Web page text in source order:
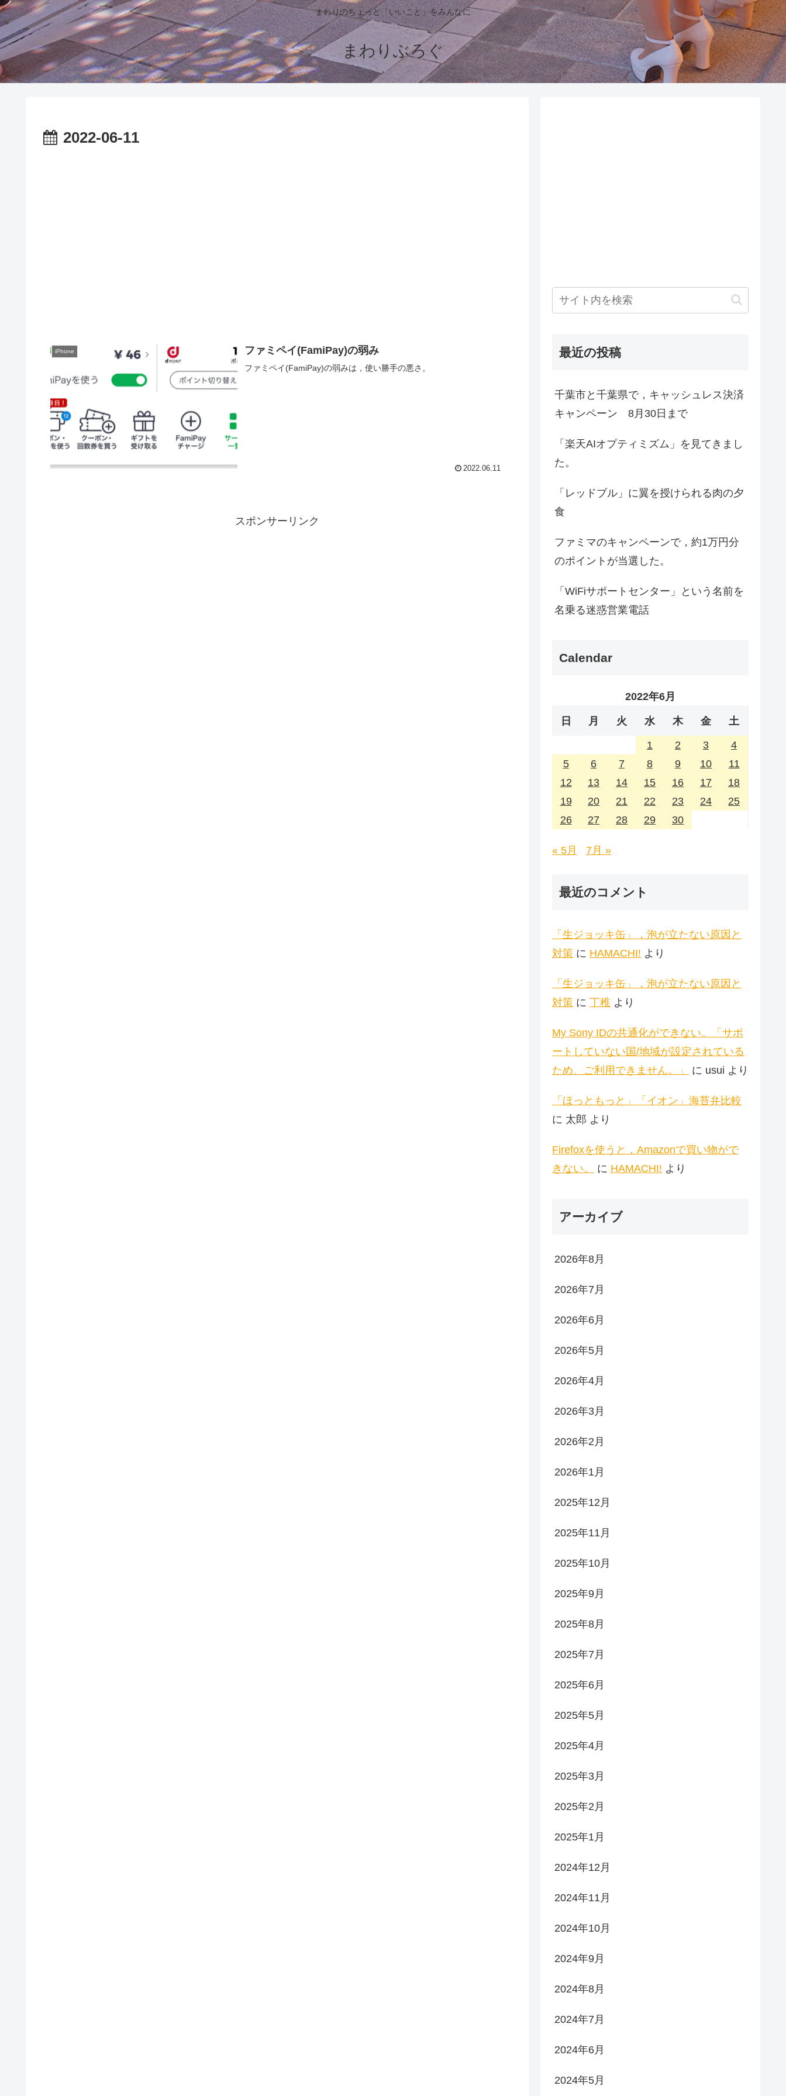
まわりのちょっと「いいこと」をみんなに
まわりぶろぐ
2022-06-11
iPhone ファミペイ(FamiPay)の弱み
ファミペイ(FamiPay)の弱みは，使い勝手の悪さ。
2022.06.11
スポンサーリンク
最近の投稿
千葉市と千葉県で，キャッシュレス決済
キャンペーン 8月30日まで
「楽天AIオプティミズム」を見てきまし
た。
「レッドブル」に翼を授けられる肉の夕
食
ファミマのキャンペーンで，約1万円分
のポイントが当選した。
「WiFiサポートセンター」という名前を
名乗る迷惑営業電話
Calendar
2022年6月
日 月 火 水 木 金 土
1 2 3
4
5
6 7 8 9 10
11
12
13 14 15 16 17
18
19
20 21 22 23 24
25
26
27 28 29 30
« 5月 7月 »
最近のコメント
「生ジョッキ缶」，泡が立たない原因と
対策 に HAMACHI! より
「生ジョッキ缶」，泡が立たない原因と
対策 に 丁稚 より
My Sony IDの共通化ができない。「サポ
ートしていない国/地域が設定されている
ため、ご利用できません。」
に usui より
「ほっともっと」「イオン」海苔弁比較
に 太郎 より
Firefoxを使うと，Amazonで買い物がで
きない。
に HAMACHI! より
アーカイブ
2026年8月
2026年7月
2026年6月
2026年5月
2026年4月
2026年3月
2026年2月
2026年1月
2025年12月
2025年11月
2025年10月
2025年9月
2025年8月
2025年7月
2025年6月
2025年5月
2025年4月
2025年3月
2025年2月
2025年1月
2024年12月
2024年11月
2024年10月
2024年9月
2024年8月
2024年7月
2024年6月
2024年5月